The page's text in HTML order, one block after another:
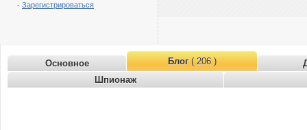
- Зарегистрироваться
Основное Блог( 206 )
Шпионаж